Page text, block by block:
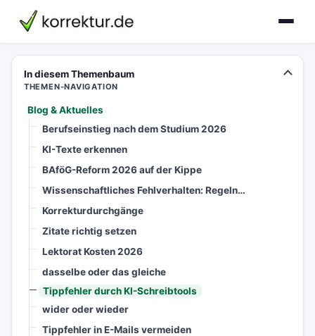
korrektur.de
In diesem Themenbaum
THEMEN-NAVIGATION
Blog & Aktuelles
Berufseinstieg nach dem Studium 2026
KI-Texte erkennen
BAföG-Reform 2026 auf der Kippe
Wissenschaftliches Fehlverhalten: Regeln…
Korrekturdurchgänge
Zitate richtig setzen
Lektorat Kosten 2026
dasselbe oder das gleiche
Tippfehler durch KI-Schreibtools
wider oder wieder
Tippfehler in E-Mails vermeiden